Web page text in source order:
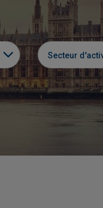
Secteur